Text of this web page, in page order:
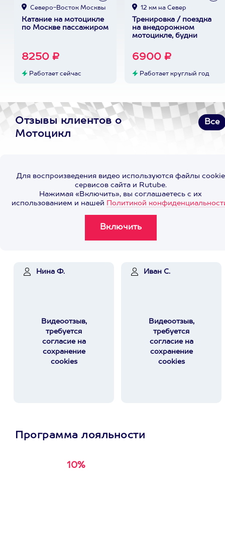
Северо-Восток Москвы
Катание на мотоцикле
по Москве пассажиром
8250 ₽
Работает сейчас
12 км на Север
Тренировка / поездка
на внедорожном
мотоцикле, будни
6900 ₽
Работает круглый год
Отзывы клиентов о
Мотоцикл
Все
Для воспроизведения видео используются файлы cookie
сервисов сайта и Rutube.
Нажимая «Включить», вы соглашаетесь с их
использованием и нашей Политикой
Нина Ф.
Видеоотзыв,
требуется
согласие на
сохранение
cookies
Иван С.
Видеоотзыв,
требуется
согласие на
сохранение
cookies
Программа лояльности
10%